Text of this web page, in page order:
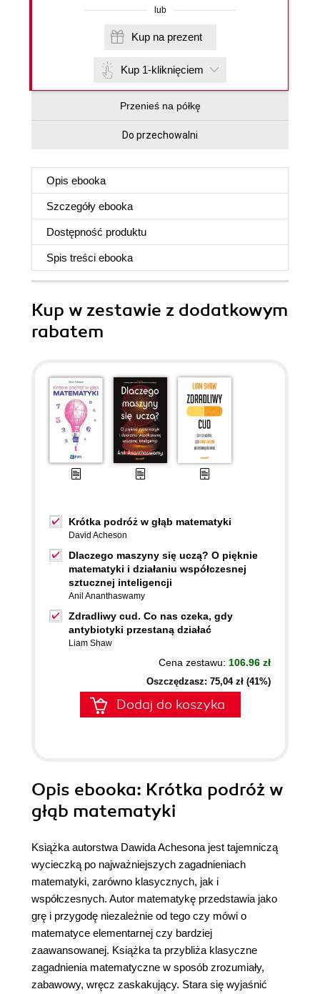
lub
Kup na prezent
Kup 1-kliknięciem
Przenieś na półkę
Do przechowalni
Opis ebooka
Szczegóły ebooka
Dostępność produktu
Spis treści ebooka
Kup w zestawie z dodatkowym
rabatem
Krótka podróż w głąb matematyki
David Acheson
Dlaczego maszyny się uczą? O pięknie
matematyki i działaniu współczesnej
sztucznej inteligencji
Anil Ananthaswamy
Zdradliwy cud. Co nas czeka, gdy
antybiotyki przestaną działać
Liam Shaw
Cena zestawu: 106.96 zł
Oszczędzasz: 75,04 zł (41%)
Dodaj do koszyka
Opis ebooka: Krótka podróż w
głąb matematyki
Książka autorstwa Dawida Achesona jest tajemniczą
wycieczką po najważniejszych zagadnieniach
matematyki, zarówno klasycznych, jak i
współczesnych. Autor matematykę przedstawia jako
grę i przygodę niezależnie od tego czy mówi o
matematyce elementarnej czy bardziej
zaawansowanej. Książka ta przybliża klasyczne
zagadnienia matematyczne w sposób zrozumiały,
zabawowy, wręcz zaskakujący. Stara się wyjaśnić